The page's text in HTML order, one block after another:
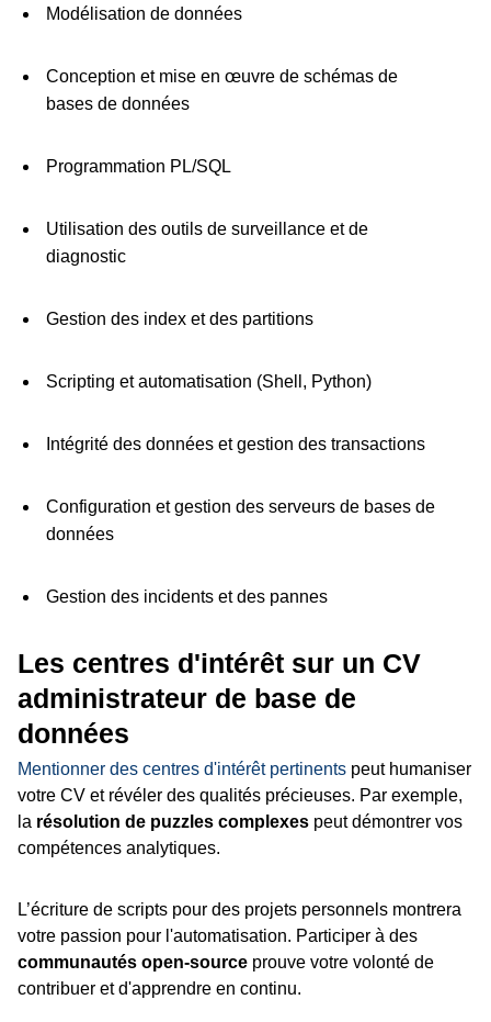
Modélisation de données
Conception et mise en œuvre de schémas de
bases de données
Programmation PL/SQL
Utilisation des outils de surveillance et de
diagnostic
Gestion des index et des partitions
Scripting et automatisation (Shell, Python)
Intégrité des données et gestion des transactions
Configuration et gestion des serveurs de bases de
données
Gestion des incidents et des pannes
Les centres d'intérêt sur un CV
administrateur de base de
données
Mentionner des centres d'intérêt pertinents peut humaniser
votre CV et révéler des qualités précieuses. Par exemple,
la résolution de puzzles complexes peut démontrer vos
compétences analytiques.
L’écriture de scripts pour des projets personnels montrera
votre passion pour l'automatisation. Participer à des
communautés open-source prouve votre volonté de
contribuer et d'apprendre en continu.